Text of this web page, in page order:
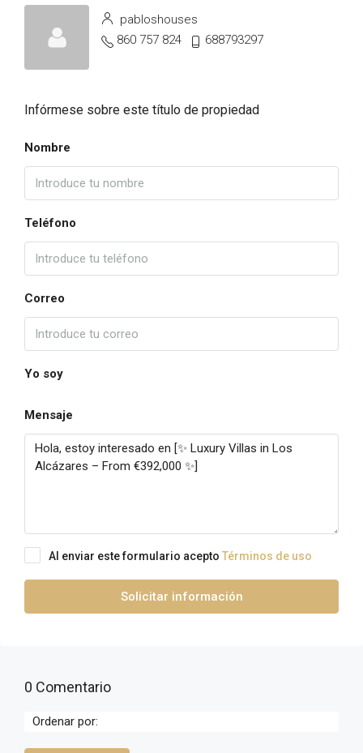
pabloshouses
860 757 824
688793297
Infórmese sobre este título de propiedad
Nombre
Teléfono
Correo
Yo soy
Mensaje
Al enviar este formulario acepto Términos de uso
Solicitar información
0 Comentario
Ordenar por: